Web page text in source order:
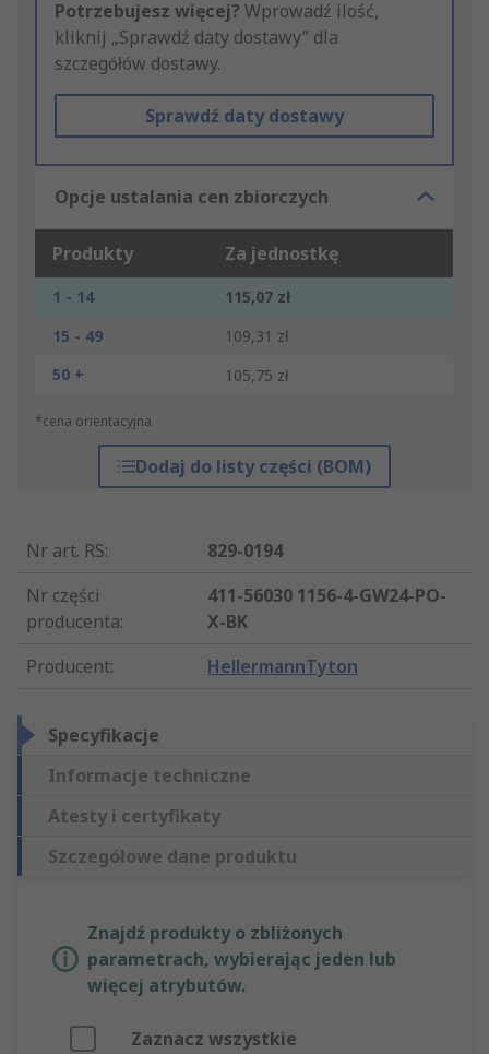
Potrzebujesz więcej? Wprowadź ilość,
kliknij „Sprawdź daty dostawy” dla
szczegółów dostawy.
Sprawdź daty dostawy
Opcje ustalania cen zbiorczych
Produkty Za jednostkę
1 - 14
115,07 zł
15 - 49
109,31 zł
50 +
105,75 zł
*cena orientacyjna
Dodaj do listy części (BOM)
Nr art. RS:
829-0194
Nr części
producenta:
411-56030 1156-4-GW24-PO-
X-BK
Producent: HellermannTyton
Specyfikacje
Informacje techniczne
Atesty i certyfikaty
Szczegółowe dane produktu
Znajdź produkty o zbliżonych
parametrach, wybierając jeden lub
więcej atrybutów.
Zaznacz wszystkie